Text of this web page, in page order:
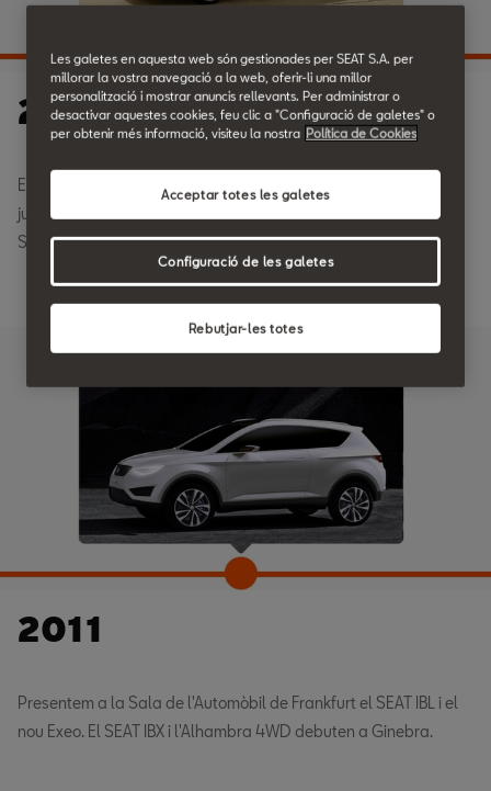
2010
El SEAT Alhambra causa una primera primera impressió,
juntament amb l'Ibiza ST i el nostre primer zero emissions, el
SEAT IBE.
2011
Presentem a la Sala de l'Automòbil de Frankfurt el SEAT IBL i el
nou Exeo. El SEAT IBX i l'Alhambra 4WD debuten a Ginebra.
Les galetes en aquesta web són gestionades per SEAT S.A. per
millorar la vostra navegació a la web, oferir-li una millor
personalització i mostrar anuncis rellevants. Per administrar o
desactivar aquestes cookies, feu clic a "Configuració de galetes" o
per obtenir més informació, visiteu la nostra Política de Cookies
Rebutjar-les totes
Acceptar totes les galetes
Configuració de les galetes